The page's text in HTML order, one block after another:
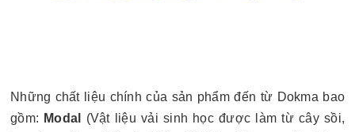
Những chất liệu chính của sản phẩm đến từ Dokma bao
gồm: Modal
(Vật liệu vải sinh học được làm từ cây sồi,